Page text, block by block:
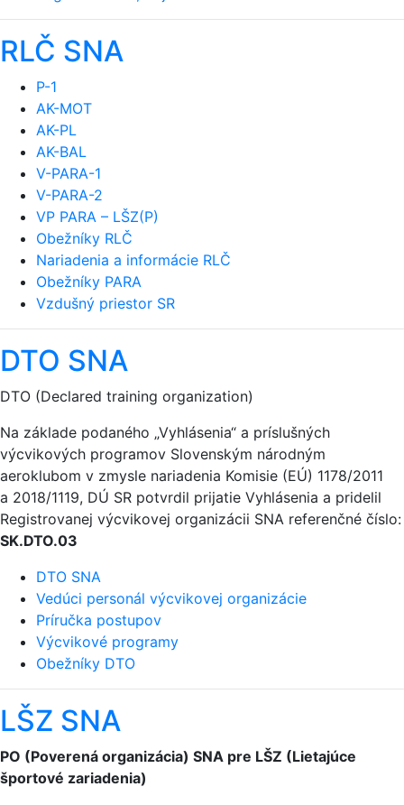
RLČ SNA
P-1
AK-MOT
AK-PL
AK-BAL
V-PARA-1
V-PARA-2
VP PARA – LŠZ(P)
Obežníky RLČ
Nariadenia a informácie RLČ
Obežníky PARA
Vzdušný priestor SR
DTO SNA
DTO (Declared training organization)
Na základe podaného „Vyhlásenia“ a príslušných
výcvikových programov Slovenským národným
aeroklubom v zmysle nariadenia Komisie (EÚ) 1178/2011
a 2018/1119, DÚ SR potvrdil prijatie Vyhlásenia a pridelil
Registrovanej výcvikovej organizácii SNA referenčné číslo:
SK.DTO.03
DTO SNA
Vedúci personál výcvikovej organizácie
Príručka postupov
Výcvikové programy
Obežníky DTO
LŠZ SNA
PO (Poverená organizácia) SNA pre LŠZ (Lietajúce
športové zariadenia)